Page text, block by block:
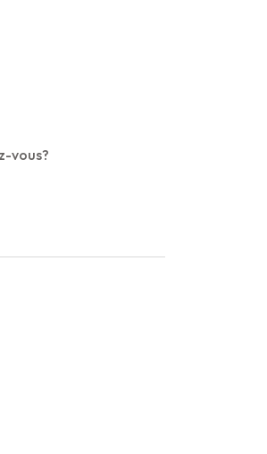
vous?